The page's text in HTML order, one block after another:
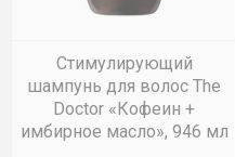
Стимулирующий
шампунь для волос The
Doctor «Кофеин +
имбирное масло», 946 мл